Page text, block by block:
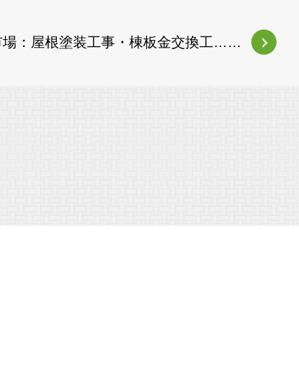
場：屋根塗装工事・棟板金交換工……